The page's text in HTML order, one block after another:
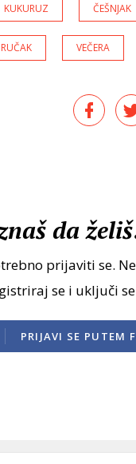
KUKURUZ ČEŠNJAK
RUČAK VEČERA
da
prijaviti se.
se i uključi
PRIJAVI SE PUTEM